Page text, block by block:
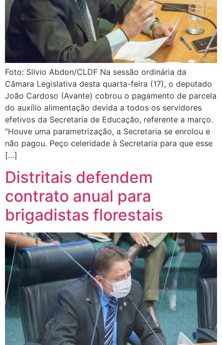
Foto: Silvio Abdon/CLDF Na sessão ordinária da
Câmara Legislativa desta quarta-feira (17), o deputado
João Cardoso (Avante) cobrou o pagamento de parcela
do auxílio alimentação devida a todos os servidores
efetivos da Secretaria de Educação, referente a março.
“Houve uma parametrização, a Secretaria se enrolou e
não pagou. Peço celeridade à Secretaria para que esse
[…]
Distritais defendem
contrato anual para
brigadistas florestais